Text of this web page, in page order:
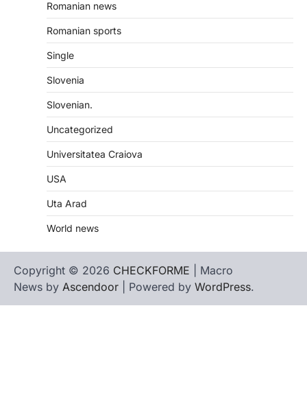
Romanian news
Romanian sports
Single
Slovenia
Slovenian.
Uncategorized
Universitatea Craiova
USA
Uta Arad
World news
Copyright © 2026 CHECKFORME | Macro
News by Ascendoor | Powered by WordPress.